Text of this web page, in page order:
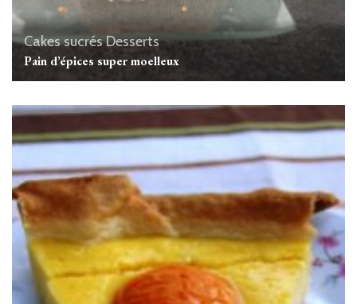
Cakes sucrésDesserts
Pain d’épices super moelleux